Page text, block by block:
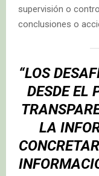
supervisión o
conclusiones o
“LOS
DESDE EL
LA